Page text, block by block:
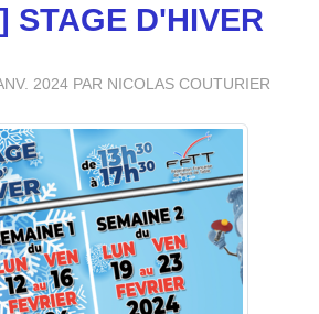
STAGE D'HIVER
2024 PAR NICOLAS COUTURIER